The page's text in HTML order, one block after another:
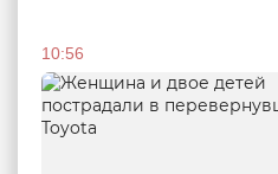
10:56